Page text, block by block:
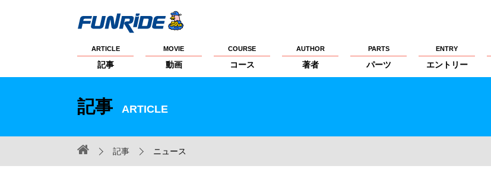
ARTICLE
記事
MOVIE
動画
COURSE
コース
AUTHOR
著者
PARTS
パーツ
ENTRY
エントリー
記事 ARTICLE
記事 ニュース